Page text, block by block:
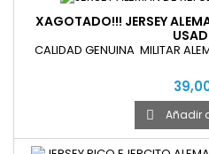
XAGOTADO!!! JERSEY
CALIDAD GENUINA MILITAR
 Añadir